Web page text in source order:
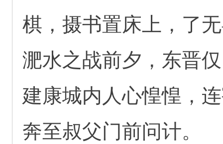
棋，摄书置床上，了
淝水之战前夕，东晋
建康城内人心惶惶，
奔至叔父门前问计。